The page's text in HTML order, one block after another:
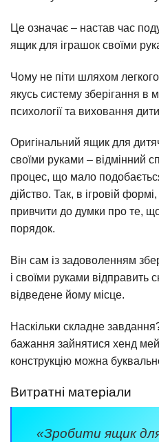
Це означає – настав час
ящик для іграшок своїми
Чому не піти шляхом
якусь систему зберігання в
психології та виховання
Оригінальний ящик для
своїми руками – відмінний
процес, що мало
дійство. Так, в ігровій
привчити до думки про те,
порядок.
Він сам із задоволенням
і своїми руками відправить
відведене йому місце.
Наскільки складне
бажання зайнятися хенд
конструкцію можна
Витратні матеріали
«Зробити ящик